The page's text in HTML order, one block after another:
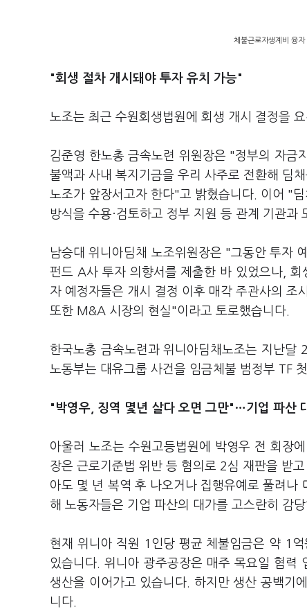
체불근로자생계비 융
"회생 절차 개시돼야 투자 유치 가능"
노조는 최근 수원회생법원에 회생 개시 결정을
김준영 한노총 금속노련 위원장은 "정부의 자금
불액과 사내 복지기금을 우리 사주로 전환해 딤
노조가 앞장서고자 한다"고 밝혔습니다. 이어 "
방식을 수용·검토하고 정부 지원 등 관계 기관과
남승대 위니아딤채 노조위원장은 "그동안 투자
펀드 A사 투자 의향서를 제출한 바 있었으나,
자 예정자들은 개시 결정 이후 매각 주관사의 조
또한 M&A 시장의 현실"이라고 토로했습니다.
한국노총 금속노련과 위니아딤채노조는 지난
노동부는 대유그룹 사건을 임금체불 범정부 TF
"박영우, 징역 몇년 살다 오면 그만"…기업 파산
아울러 노조는 수원고등법원에 박영우 전 회장
장은 근로기준법 위반 등 혐의로 2심 재판을 받
아도 몇 년 복역 후 나오거나 집행유예로 풀려나
해 노동자들은 기업 파산의 대가를 고스란히 감
현재 위니아 직원 1인당 평균 체불임금은 약 1
있습니다. 위니아 광주공장은 매주 목요일 협력
생산을 이어가고 있습니다. 하지만 생산 공백기
니다.